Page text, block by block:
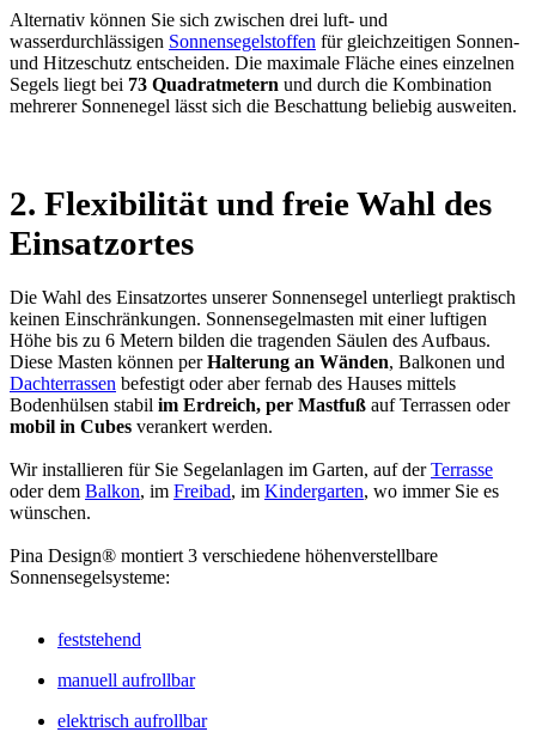
Alternativ können Sie sich zwischen drei luft- und
wasserdurchlässigen Sonnensegelstoffen für gleichzeitigen Sonnen-
und Hitzeschutz entscheiden. Die maximale Fläche eines einzelnen
Segels liegt bei 73 Quadratmetern und durch die Kombination
mehrerer Sonnenegel lässt sich die Beschattung beliebig ausweiten.
2. Flexibilität und freie Wahl des
Einsatzortes
Die Wahl des Einsatzortes unserer Sonnensegel unterliegt praktisch
keinen Einschränkungen. Sonnensegelmasten mit einer luftigen
Höhe bis zu 6 Metern bilden die tragenden Säulen des Aufbaus.
Diese Masten können perHalterung an Wänden, Balkonen und
Dachterrassen befestigt oder aber fernab des Hauses mittels
Bodenhülsen stabil im Erdreich, per Mastfuß auf Terrassen oder
mobil in Cubes verankert werden.
Wir installieren für Sie Segelanlagen im Garten, auf derTerrasse
oder dem Balkon, im Freibad, im Kindergarten, wo immer Sie es
wünschen.
Pina Design® montiert 3 verschiedene höhenverstellbare
Sonnensegelsysteme:
feststehend
manuell aufrollbar
elektrisch aufrollbar